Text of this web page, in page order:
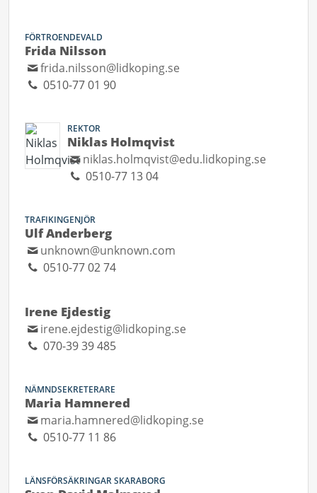
FÖRTROENDEVALD
Frida Nilsson
frida.nilsson@lidkoping.se
0510-77 01 90
REKTOR
Niklas Holmqvist
niklas.holmqvist@edu.lidkoping.se
0510-77 13 04
TRAFIKINGENJÖR
Ulf Anderberg
unknown@unknown.com
0510-77 02 74
Irene Ejdestig
irene.ejdestig@lidkoping.se
070-39 39 485
NÄMNDSEKRETERARE
Maria Hamnered
maria.hamnered@lidkoping.se
0510-77 11 86
LÄNSFÖRSÄKRINGAR SKARABORG